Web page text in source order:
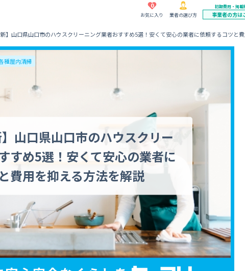
0
お気に入り 業者の選び方
初期費用・掲載
事業者の方は
新】山口県山口市のハウスクリーニング業者おすすめ5選！安くて安心の業者に依頼するコツと
】山口県山口市のハウスクリー
すめ5選！安くて安心の業者に
費用を抑える方法を解説
種屋内清掃